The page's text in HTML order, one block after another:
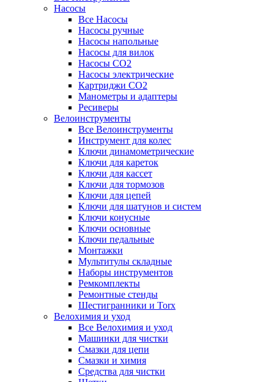
Насосы
Все Насосы
Насосы ручные
Насосы напольные
Насосы для вилок
Насосы CO2
Насосы электрические
Картриджи CO2
Манометры и адаптеры
Ресиверы
Велоинструменты
Все Велоинструменты
Инструмент для колес
Ключи динамометрические
Ключи для кареток
Ключи для кассет
Ключи для тормозов
Ключи для цепей
Ключи для шатунов и систем
Ключи конусные
Ключи основные
Ключи педальные
Монтажки
Мультитулы складные
Наборы инструментов
Ремкомплекты
Ремонтные стенды
Шестигранники и Torx
Велохимия и уход
Все Велохимия и уход
Машинки для чистки
Смазки для цепи
Смазки и химия
Средства для чистки